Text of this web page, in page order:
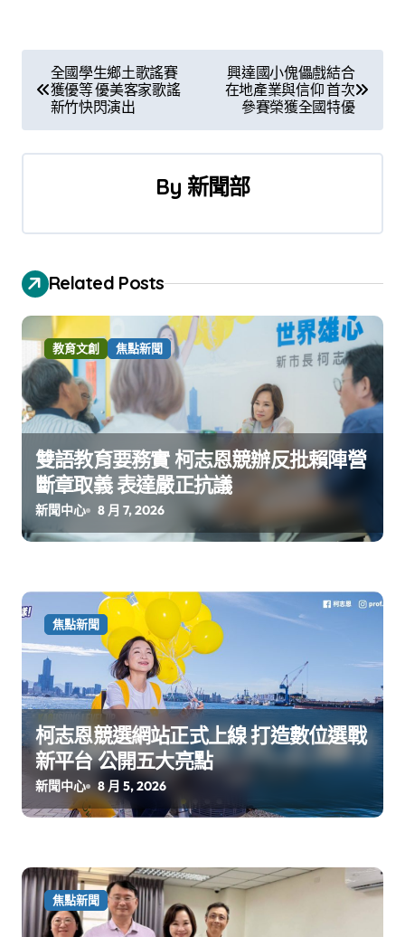
章
導
全國學生鄉土歌謠賽
獲優等 優美客家歌謠
新竹快閃演出
興達國小傀儡戲結合
在地產業與信仰 首次
參賽榮獲全國特優
By 新聞部
Related Posts
教育文創 焦點新聞
雙語教育要務實 柯志恩競辦反批賴陣營
斷章取義 表達嚴正抗議
新聞中心 8 月 7, 2026
焦點新聞
柯志恩競選網站正式上線 打造數位選戰
新平台 公開五大亮點
新聞中心 8 月 5, 2026
焦點新聞